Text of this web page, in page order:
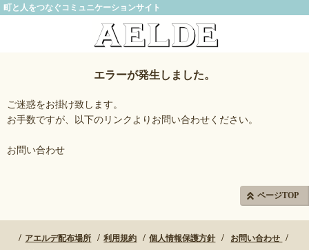
町と人をつなぐコミュニケーションサイト
エラーが発生しました。
ご迷惑をお掛け致します。
お手数ですが、以下のリンクよりお問い合わせください。
お問い合わせ
ページTOP
アエルデ配布場所 利用規約 個人情報保護方針
お問い合わせ